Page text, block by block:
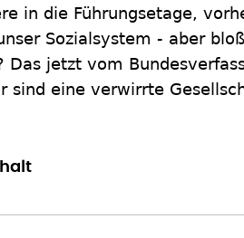
in die Führungsetage,
Sozialsystem - aber
jetzt vom
sind eine verwirrte